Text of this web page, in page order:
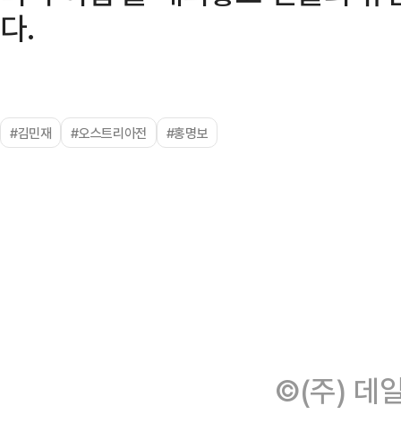
다.
#김민재 #오스트리아전 #홍명보
©(주) 데